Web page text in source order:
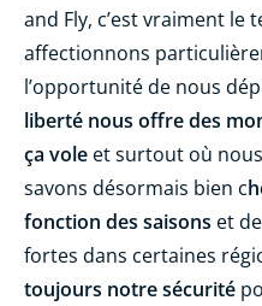
and Fly, c’est vraiment le
affectionnons
l’opportunité de nous
liberté nous offre des
ça vole et surtout où
savons désormais bien c
fonction des saisons et
fortes dans certaines
toujours notre sécurité